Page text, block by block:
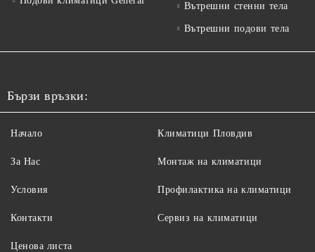
Вътрешни стенни тела
Вътрешни подови тела
Бързи връзки:
Начало
За Нас
Условия
Контакти
Климатици Пловдив
Монтаж на климатици
Профилактика на климатици
Сервиз на климатици
Ценова листа